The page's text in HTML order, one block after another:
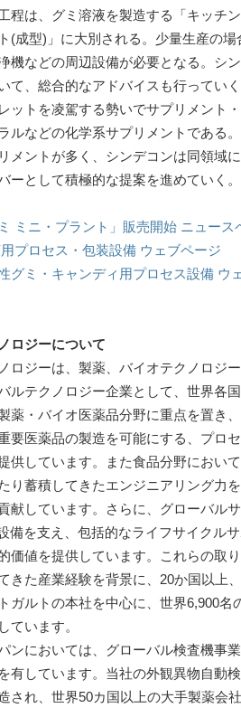
程は、グミ溶液を製造する「キッチ
(成型)」に大別される。少量生産の
機などの周辺設備が必要となる。シ
て、総合的なアドバイスも行っていく
ットを凌駕する勢いでサプリメント
ルなどの化学系サプリメントである
メントが多く、シンデコンは同領域
ーとして積極的な提案を進めていく。
ミニ・プラント」販売開始 ニュース
プロセス・包装設備 ウェブページ
グミ・キャンディ用プロセス設備 ウ
ロジーについて
ロジーは、製薬、バイオテクノロジ
ルテクノロジー企業として、世界各
薬・バイオ医薬品分野に重点を置き
要医薬品の製造を可能にする、プロ
供しています。また食品分野におい
り蓄積してきたエンジニアリング力
献しています。さらに、グローバル
備を支え、包括的なライフサイクル
価値を提供しています。これらの取
きた産業経験を背景に、20か国以上
ガルトの本社を中心に、世界6,900名
ています。
ンにおいては、グローバル検査機事
有しています。当社の外観異物自動
され、世界50カ国以上の大手製薬会